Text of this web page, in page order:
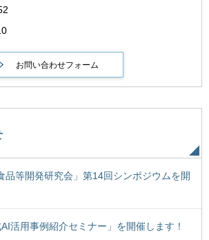
品等開発研究会」第14回シンポジウムを開
活用事例紹介セミナー」を開催します！